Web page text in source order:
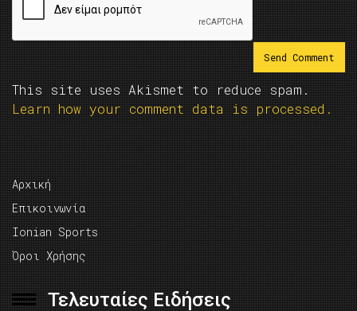
This site uses Akismet to reduce spam.
Learn how your comment data is processed.
Αρχική
Επικοινωνία
Ionian Sports
Όροι Χρήσης
Τελευταίες Ειδήσεις